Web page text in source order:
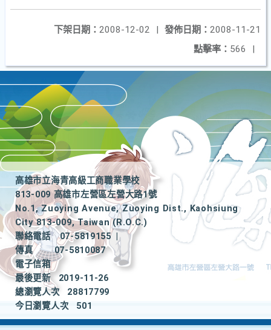
發佈日期： 2008-11-21
下架日期： 2008-12-02
|
點擊率： 566 |
高雄市立海青高級工商職業學校
813-009 高雄市左營區左營大路1號
No.1, Zuoying Avenue, Zuoying Dist., Kaohsiung
City 813-009, Taiwan (R.O.C.)
聯絡電話
07-5819155
|
傳真
07-5810087
電子信箱
最後更新
2019-11-26
總瀏覽人次
28817799
今日瀏覽人次
501